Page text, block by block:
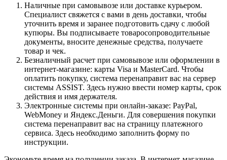
Наличные при самовывозе или доставке курьером.
Специалист свяжется с вами в день доставки, чтобы
уточнить время и заранее подготовить сдачу с любой
купюры. Вы подписываете товаросопроводительные
документы, вносите денежные средства, получаете
товар и чек.
Безналичный расчет при самовывозе или оформлении в
интернет-магазине: карты Visa и MasterCard. Чтобы
оплатить покупку, система перенаправит вас на сервер
системы ASSIST. Здесь нужно ввести номер карты, срок
действия и имя держателя.
Электронные системы при онлайн-заказе: PayPal,
WebMoney и Яндекс.Деньги. Для совершения покупки
система перенаправит вас на страницу платежного
сервиса. Здесь необходимо заполнить форму по
инструкции.